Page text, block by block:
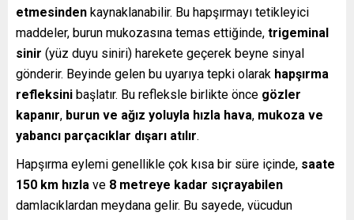
etmesinden kaynaklanabilir. Bu hapşırmayı tetikleyici
maddeler, burun mukozasına temas ettiğinde, trigeminal
sinir (yüz duyu siniri) harekete geçerek beyne sinyal
gönderir. Beyinde gelen bu uyarıya tepki olarak hapşırma
refleksini başlatır. Bu refleksle birlikte önce gözler
kapanır, burun ve ağız yoluyla hızla hava, mukoza ve
yabancı parçacıklar dışarı atılır.
Hapşırma eylemi genellikle çok kısa bir süre içinde, saate
150 km hızla ve 8 metreye kadar sıçrayabilen
damlacıklardan meydana gelir. Bu sayede, vücudun